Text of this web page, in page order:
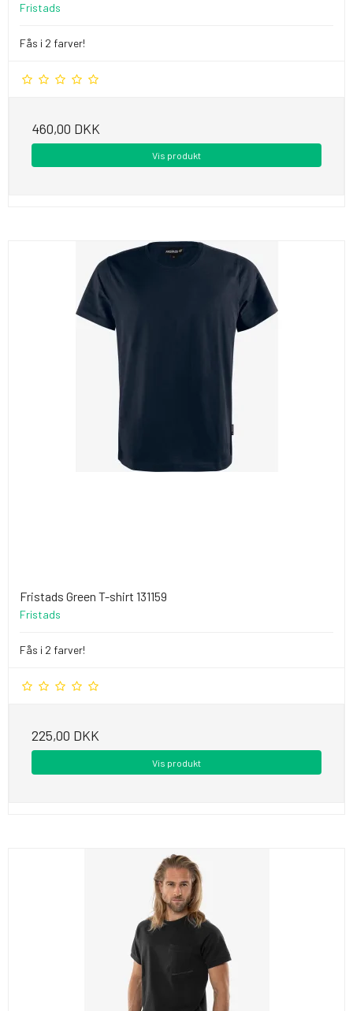
Fristads
Fås i 2 farver!
460,00 DKK
Vis produkt
Fristads Green T-shirt 131159
Fristads
Fås i 2 farver!
225,00 DKK
Vis produkt